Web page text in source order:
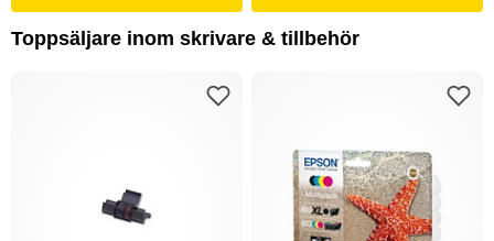
Toppsäljare inom skrivare & tillbehör